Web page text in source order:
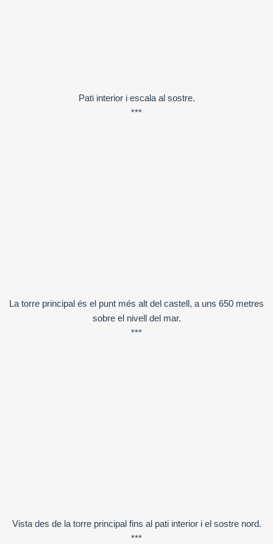
Pati interior i escala al sostre.
***
La torre principal és el punt més alt del castell, a uns 650 metres
sobre el nivell del mar.
***
Vista des de la torre principal fins al pati interior i el sostre nord.
***